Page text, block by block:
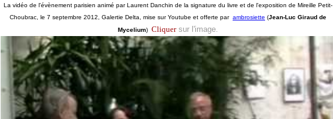
La vidéo de l'évènement parisien animé par Laurent Danchin de la signature du livre et de l'exposition de Mireille Petit-
Choubrac, le 7 septembre 2012, Galertie Delta, mise sur Youtube et offerte par ambrosiette (Jean-Luc Giraud de
Mycelium) Cliquersur l'image.